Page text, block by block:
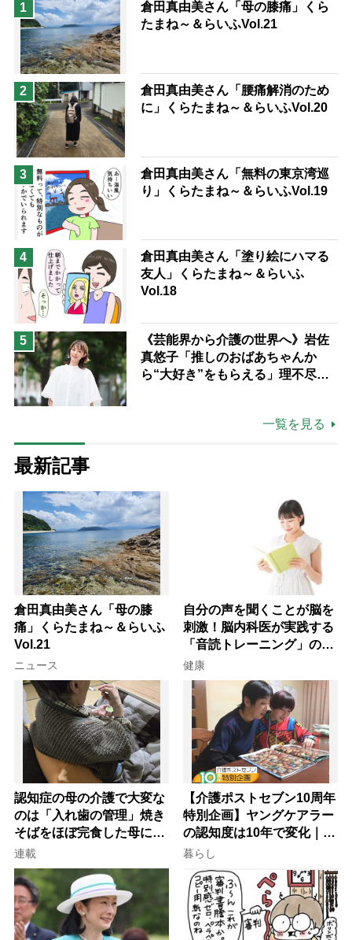
兄がボケました
便利なサービス
予防法
1
倉田真由美さん「母の膝痛」くら
たまね～＆らいふVol.21
2
倉田真由美さん「腰痛解消のため
に」くらたまね～＆らいふVol.20
3
倉田真由美さん「無料の東京湾巡
り」くらたまね～＆らいふVol.19
4
倉田真由美さん「塗り絵にハマる
友人」くらたまね～＆らいふ
Vol.18
5
《芸能界から介護の世界へ》岩佐
真悠子「推しのおばあちゃんか
ら“大好き”をもらえる」理不尽さ
一覧を見る
最新記事
倉田真由美さん「母の膝
痛」くらたまね～＆らいふ
Vol.21
ニュース
自分の声を聞くことが脳を
刺激！脳内科医が実践する
「音読トレーニング」の極
意
健康
認知症の母の介護で大変な
のは「入れ歯の管理」焼き
そばをほぼ完食した母に息
子が血の気が引いた理由
連載
【介護ポストセブン10周年
特別企画】ヤングケアラー
の認知度は10年で変化｜流
行語大賞にノミネート、法
律にも明記されたが果たし
て現在は？
暮らし